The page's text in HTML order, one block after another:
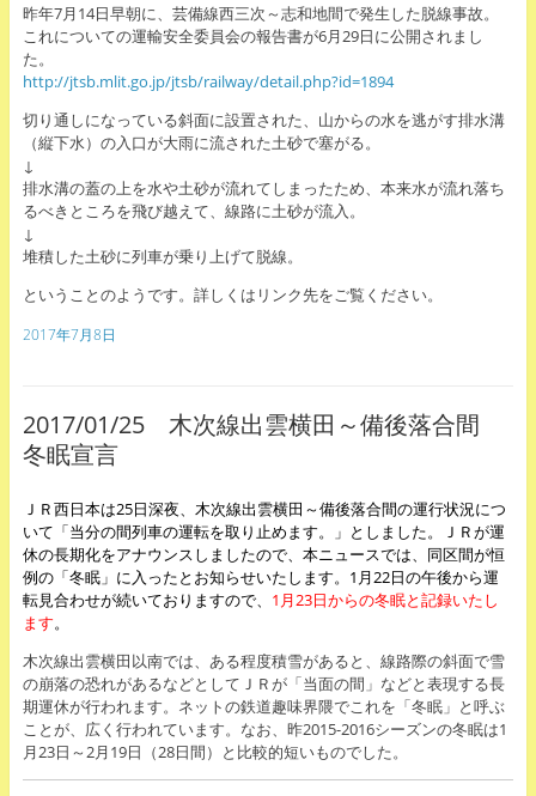
昨年7月14日早朝に、芸備線西三次～志和地間で発生した脱線事故。
これについての運輸安全委員会の報告書が6月29日に公開されまし
た。
http://jtsb.mlit.go.jp/jtsb/railway/detail.php?id=1894
切り通しになっている斜面に設置された、山からの水を逃がす排水溝
（縦下水）の入口が大雨に流された土砂で塞がる。
↓
排水溝の蓋の上を水や土砂が流れてしまったため、本来水が流れ落ち
るべきところを飛び越えて、線路に土砂が流入。
↓
堆積した土砂に列車が乗り上げて脱線。
ということのようです。詳しくはリンク先をご覧ください。
2017年7月8日
2017/01/25 木次線出雲横田～備後落合間
冬眠宣言
ＪＲ西日本は25日深夜、木次線出雲横田～備後落合間の運行状況につ
いて「当分の間列車の運転を取り止めます。」としました。ＪＲが運
休の長期化をアナウンスしましたので、本ニュースでは、同区間が恒
例の「冬眠」に入ったとお知らせいたします。1月22日の午後から運
転見合わせが続いておりますので、 1月23日からの冬眠と記録いたし
ます。
木次線出雲横田以南では、ある程度積雪があると、線路際の斜面で雪
の崩落の恐れがあるなどとしてＪＲが「当面の間」などと表現する長
期運休が行われます。ネットの鉄道趣味界隈でこれを「冬眠」と呼ぶ
ことが、広く行われています。なお、昨2015-2016シーズンの冬眠は1
月23日～2月19日（28日間）と比較的短いものでした。